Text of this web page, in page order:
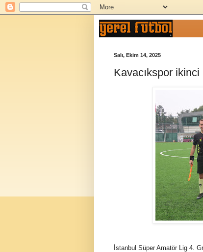
Salı, Ekim 14, 2025
Kavacıkspor ikinci
İstanbul Süper Amatör Lig 4.